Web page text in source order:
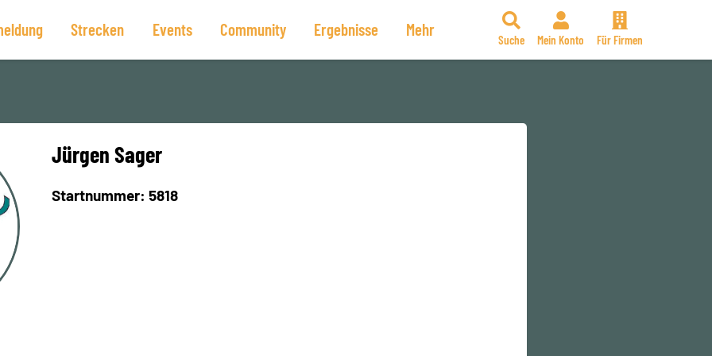
Strecken Events Community Ergebnisse Mehr
Suche Mein Konto Für Firmen
Jürgen Sager
Startnummer: 5818